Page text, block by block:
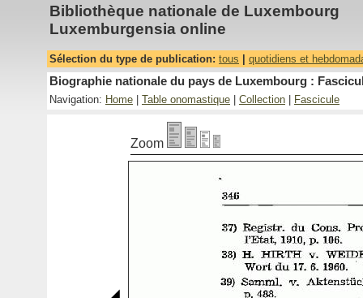
Bibliothèque nationale de Luxembourg
Luxemburgensia online
Sélection du type de publication: tous quotidiens et
Biographie nationale du pays de Luxembourg :
Navigation: Home Table onomastique Collection Fascicule
Zoom